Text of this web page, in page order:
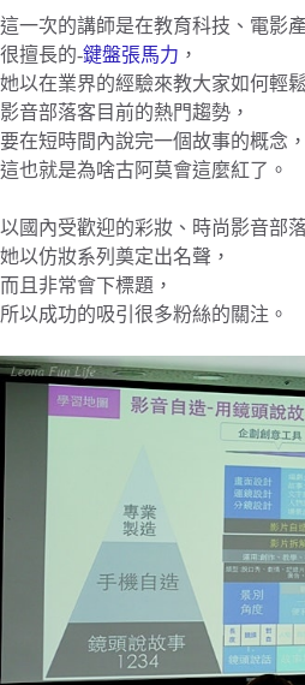
這一次的講師是在教育科技、電影
很擅長的-鍵盤張馬力 ，
她以在業界的經驗來教大家如何輕
影音部落客目前的熱門趨勢，
要在短時間內說完一個故事的概念，
這也就是為啥古阿莫會這麼紅了。
以國內受歡迎的彩妝、時尚影音部
她以仿妝系列奠定出名聲，
而且非常會下標題，
所以成功的吸引很多粉絲的關注。